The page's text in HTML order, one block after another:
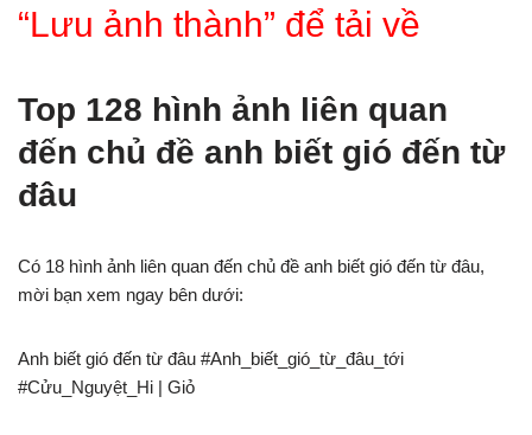
“Lưu ảnh thành” để tải về
Top 128 hình ảnh liên quan
đến chủ đề anh biết gió đến từ
đâu
Có 18 hình ảnh liên quan đến chủ đề anh biết gió đến từ đâu,
mời bạn xem ngay bên dưới:
Anh biết gió đến từ đâu #Anh_biết_gió_từ_đâu_tới
#Cửu_Nguyệt_Hi | Giỏ